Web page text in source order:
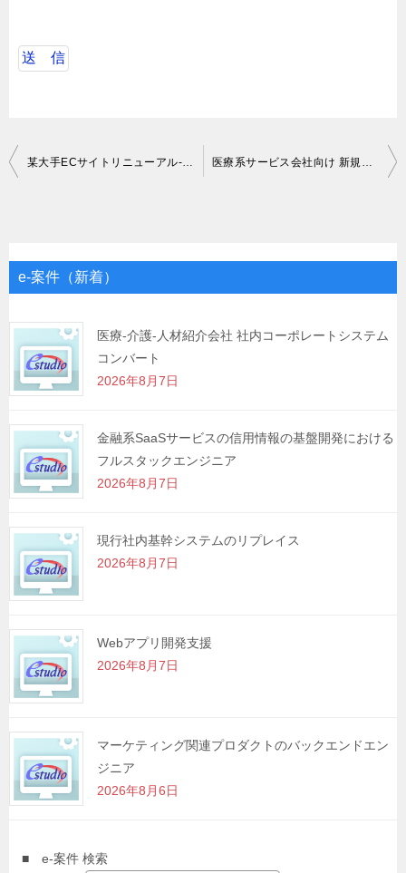
投
ゲ
シ
ョ
ン
某大手ECサイトリニューアル-拡大に伴う、配送管理システム開発案件-保守案件 医療系サービス会社向け 新規プロダクト開発支援
e-案件（新着）
医療-介護-人材紹介会社 社内コーポレートシステム
コンバート
2026年8月7日
金融系SaaSサービスの信用情報の基盤開発における
フルスタックエンジニア
2026年8月7日
現行社内基幹システムのリプレイス
2026年8月7日
Webアプリ開発支援
2026年8月7日
マーケティング関連プロダクトのバックエンドエン
ジニア
2026年8月6日
■ e-案件 検索